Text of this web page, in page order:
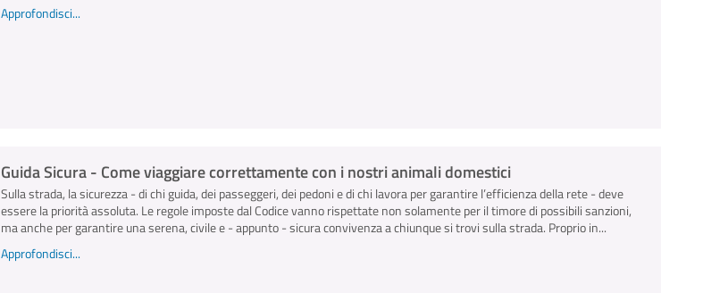
Approfondisci...
Guida Sicura - Come viaggiare correttamente con i nostri animali domestici
Sulla strada, la sicurezza - di chi guida, dei passeggeri, dei pedoni e di chi lavora per garantire l’efficienza della rete - deve
essere la priorità assoluta. Le regole imposte dal Codice vanno rispettate non solamente per il timore di possibili sanzioni,
ma anche per garantire una serena, civile e - appunto - sicura convivenza a chiunque si trovi sulla strada. Proprio in...
Approfondisci...